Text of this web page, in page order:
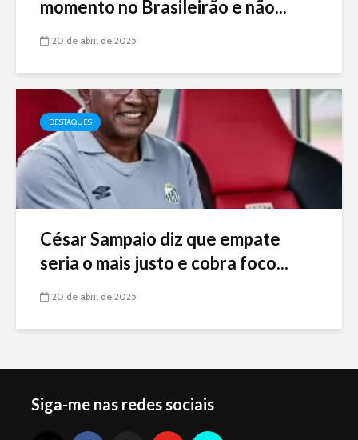
momento no Brasileirão e não...
20 de abril de 2025
DESTAQUES
César Sampaio diz que empate
seria o mais justo e cobra foco...
20 de abril de 2025
Siga-me nas redes sociais